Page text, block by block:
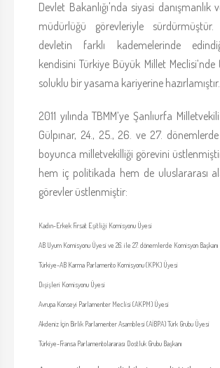
Devlet Bakanlığı'nda siyasi danışmanlık
müdürlüğü görevleriyle
devletin farklı kademelerinde
kendisini Türkiye Büyük Millet Meclisi’nde
soluklu bir yasama kariyerine hazırlamıştır.
2011 yılında TBMM’ye Şanlıurfa
Gülpınar, 24., 25., 26. ve 27.
boyunca milletvekilliği görevini
hem iç politikada hem de uluslararası
görevler üstlenmiştir:
Kadın-Erkek Fırsat Eşitliği Komisyonu Üyesi
AB Uyum Komisyonu Üyesi ve 26. ile 27. dönemlerde Komisyon Başkanı
Türkiye-AB Karma Parlamento Komisyonu (KPK) Üyesi
Dışişleri Komisyonu Üyesi
Avrupa Konseyi Parlamenter Meclisi (AKPM) Üyesi
Akdeniz İçin Birlik Parlamenter Asamblesi (AİBPA) Türk Grubu Üyesi
Türkiye-Fransa Parlamentolararası Dostluk Grubu Başkanı